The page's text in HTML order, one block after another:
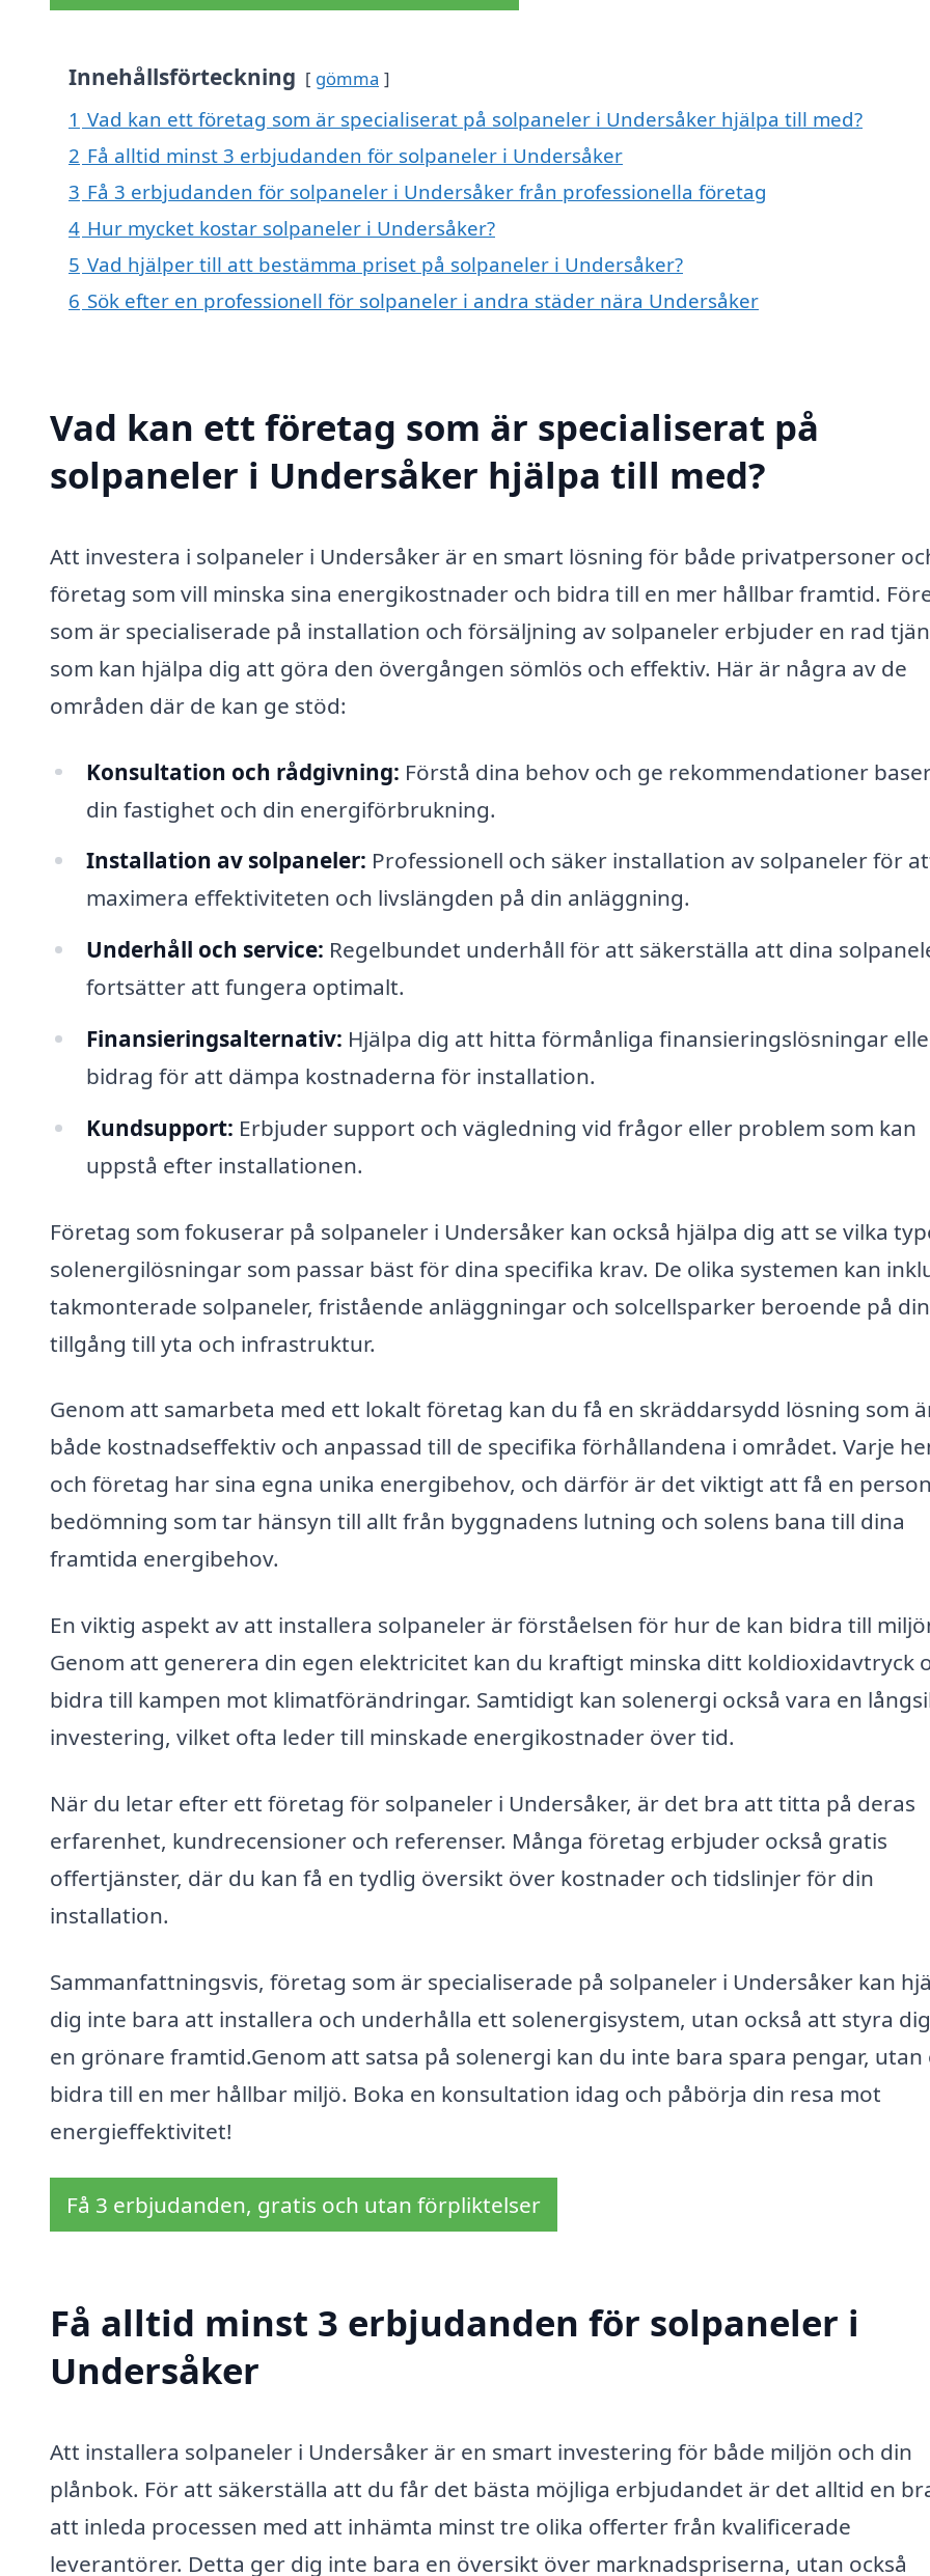
Innehållsförteckning gömma
1 Vad kan ett företag som är specialiserat på solpaneler i Undersåker hjälpa till med?
2 Få alltid minst 3 erbjudanden för solpaneler i Undersåker
3 Få 3 erbjudanden för solpaneler i Undersåker från professionella företag
4 Hur mycket kostar solpaneler i Undersåker?
5 Vad hjälper till att bestämma priset på solpaneler i Undersåker?
6 Sök efter en professionell för solpaneler i andra städer nära Undersåker
Vad kan ett företag som är specialiserat på
solpaneler i Undersåker hjälpa till med?
Att investera i solpaneler i Undersåker är en smart lösning för både privatpersoner
företag som vill minska sina energikostnader och bidra till en mer hållbar framtid.
som är specialiserade på installation och försäljning av solpaneler erbjuder en rad
som kan hjälpa dig att göra den övergången sömlös och effektiv. Här är några av de
områden där de kan ge stöd:
Konsultation och rådgivning: Förstå dina behov och ge rekommendationer
din fastighet och din energiförbrukning.
Installation av solpaneler: Professionell och säker installation av solpaneler för
maximera effektiviteten och livslängden på din anläggning.
Underhåll och service: Regelbundet underhåll för att säkerställa att dina
fortsätter att fungera optimalt.
Finansieringsalternativ: Hjälpa dig att hitta förmånliga finansieringslösningar
bidrag för att dämpa kostnaderna för installation.
Kundsupport: Erbjuder support och vägledning vid frågor eller problem som kan
uppstå efter installationen.
Företag som fokuserar på solpaneler i Undersåker kan också hjälpa dig att se vilka
solenergilösningar som passar bäst för dina specifika krav. De olika systemen kan
takmonterade solpaneler, fristående anläggningar och solcellsparker beroende på din
tillgång till yta och infrastruktur.
Genom att samarbeta med ett lokalt företag kan du få en skräddarsydd lösning som
både kostnadseffektiv och anpassad till de specifika förhållandena i området. Varje
och företag har sina egna unika energibehov, och därför är det viktigt att få en
bedömning som tar hänsyn till allt från byggnadens lutning och solens bana till dina
framtida energibehov.
En viktig aspekt av att installera solpaneler är förståelsen för hur de kan bidra till
Genom att generera din egen elektricitet kan du kraftigt minska ditt koldioxidavtryck
bidra till kampen mot klimatförändringar. Samtidigt kan solenergi också vara en
investering, vilket ofta leder till minskade energikostnader över tid.
När du letar efter ett företag för solpaneler i Undersåker, är det bra att titta på deras
erfarenhet, kundrecensioner och referenser. Många företag erbjuder också gratis
offertjänster, där du kan få en tydlig översikt över kostnader och tidslinjer för din
installation.
Sammanfattningsvis, företag som är specialiserade på solpaneler i Undersåker kan
dig inte bara att installera och underhålla ett solenergisystem, utan också att styra
en grönare framtid.Genom att satsa på solenergi kan du inte bara spara pengar, utan
bidra till en mer hållbar miljö. Boka en konsultation idag och påbörja din resa mot
energieffektivitet!
Få 3 erbjudanden, gratis och utan förpliktelser
Få alltid minst 3 erbjudanden för solpaneler i
Undersåker
Att installera solpaneler i Undersåker är en smart investering för både miljön och din
plånbok. För att säkerställa att du får det bästa möjliga erbjudandet är det alltid en
att inleda processen med att inhämta minst tre olika offerter från kvalificerade
leverantörer. Detta ger dig inte bara en översikt över marknadspriserna, utan också